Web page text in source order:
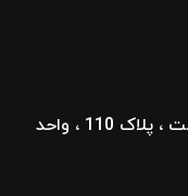
تهران ، مجیدیه شمالی ، میدان ملت ، پلاک 110 ، واحد